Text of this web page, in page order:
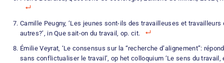
Camille Peugny, ‘Les jeunes sont-ils des travailleuses et travailleurs
autres?’, in Que sait-on du travail, op. cit.
Émilie Veyrat, ‘Le consensus sur la “recherche d’alignement”:
sans conflictualiser le travail’, op het colloquium ‘Le sens du travail,